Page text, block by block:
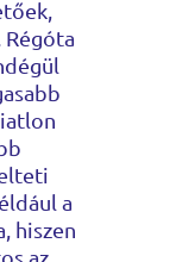
a
hiszen